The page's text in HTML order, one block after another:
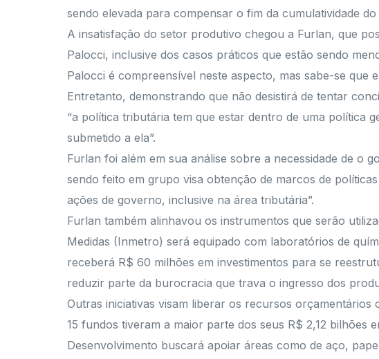
sendo elevada para compensar o fim da cumulatividade
A insatisfação do setor produtivo chegou a Furlan, que
Palocci, inclusive dos casos práticos que estão sendo
Palocci é compreensível neste aspecto, mas sabe-se que
Entretanto, demonstrando que não desistirá de tentar
“a política tributária tem que estar dentro de uma política
submetido a ela”.
Furlan foi além em sua análise sobre a necessidade de o
sendo feito em grupo visa obtenção de marcos de
ações de governo, inclusive na área tributária”.
Furlan também alinhavou os instrumentos que serão
Medidas (Inmetro) será equipado com laboratórios de
receberá R$ 60 milhões em investimentos para se
reduzir parte da burocracia que trava o ingresso dos
Outras iniciativas visam liberar os recursos orçamentários
15 fundos tiveram a maior parte dos seus R$ 2,12
Desenvolvimento buscará apoiar áreas como de aço,